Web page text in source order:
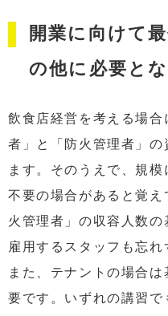
開業に向けて
の他に必要と
飲食店経営を考える場
者」と「防火管理者」の
ます。そのうえで、規
不要の場合があると覚
火管理者」の収容人数の
雇用するスタッフも忘れ
また、テナントの場合
要です。いずれの講習